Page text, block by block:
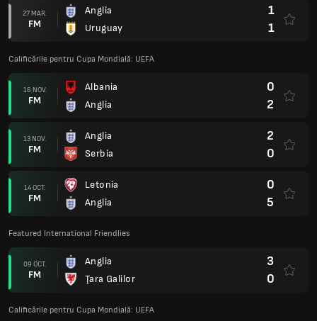
27 MAR.
FM
Anglia
Uruguay
1
1
Calificările pentru Cupa Mondială: UEFA
16 NOV.
FM
Albania
Anglia
0
2
13 NOV.
FM
Anglia
Serbia
2
0
14 OCT.
FM
Letonia
Anglia
0
5
Featured International Friendlies
09 OCT.
FM
Anglia
Ţara Galilor
3
0
Calificările pentru Cupa Mondială: UEFA